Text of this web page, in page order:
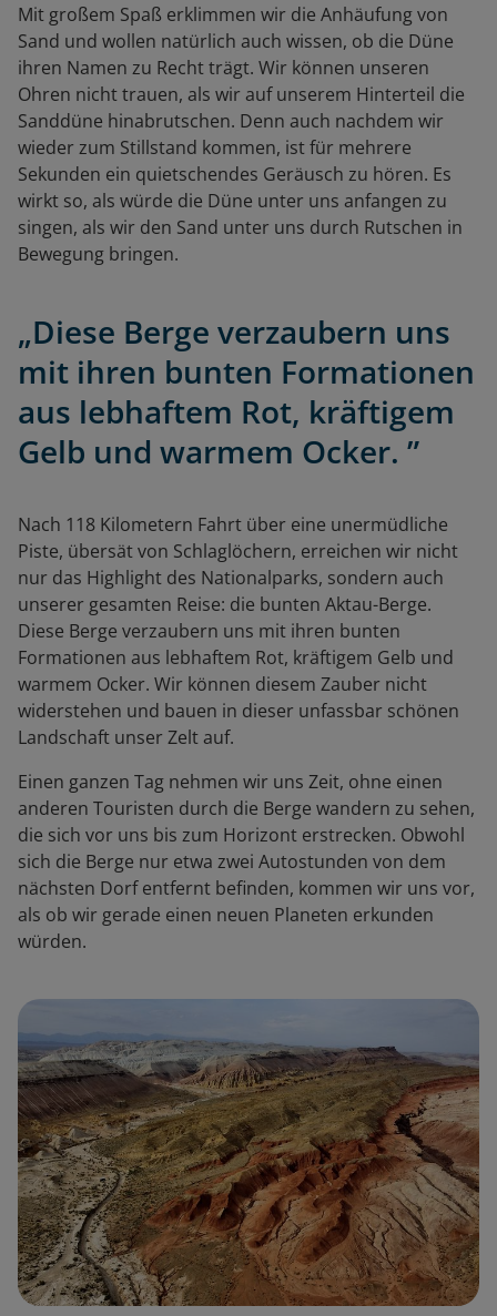
Mit großem Spaß erklimmen wir die Anhäufung von
Sand und wollen natürlich auch wissen, ob die Düne
ihren Namen zu Recht trägt. Wir können unseren
Ohren nicht trauen, als wir auf unserem Hinterteil die
Sanddüne hinabrutschen. Denn auch nachdem wir
wieder zum Stillstand kommen, ist für mehrere
Sekunden ein quietschendes Geräusch zu hören. Es
wirkt so, als würde die Düne unter uns anfangen zu
singen, als wir den Sand unter uns durch Rutschen in
Bewegung bringen.
„Diese Berge verzaubern uns
mit ihren bunten Formationen
aus lebhaftem Rot, kräftigem
Gelb und warmem Ocker. ”
Nach 118 Kilometern Fahrt über eine unermüdliche
Piste, übersät von Schlaglöchern, erreichen wir nicht
nur das Highlight des Nationalparks, sondern auch
unserer gesamten Reise: die bunten Aktau-Berge.
Diese Berge verzaubern uns mit ihren bunten
Formationen aus lebhaftem Rot, kräftigem Gelb und
warmem Ocker. Wir können diesem Zauber nicht
widerstehen und bauen in dieser unfassbar schönen
Landschaft unser Zelt auf.
Einen ganzen Tag nehmen wir uns Zeit, ohne einen
anderen Touristen durch die Berge wandern zu sehen,
die sich vor uns bis zum Horizont erstrecken. Obwohl
sich die Berge nur etwa zwei Autostunden von dem
nächsten Dorf entfernt befinden, kommen wir uns vor,
als ob wir gerade einen neuen Planeten erkunden
würden.